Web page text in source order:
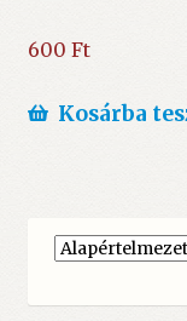
600 Ft
Kosárba